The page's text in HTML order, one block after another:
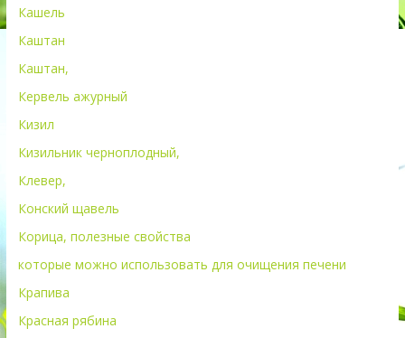
Кашель
Каштан
Каштан,
Кервель ажурный
Кизил
Кизильник черноплодный,
Клевер,
Конский щавель
Корица, полезные свойства
которые можно использовать для очищения печени
Крапива
Красная рябина